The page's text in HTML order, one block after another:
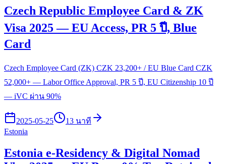
Czech Republic Employee Card & ZK
Visa 2025 — EU Access, PR 5 ปี, Blue
Card
Czech Employee Card (ZK) CZK 23,200+ / EU Blue Card CZK
52,000+ — Labor Office Approval, PR 5 ปี, EU Citizenship 10 ปี
— iVC ผ่าน 90%
2025-05-25
13 นาที
Estonia
Estonia e-Residency & Digital Nomad